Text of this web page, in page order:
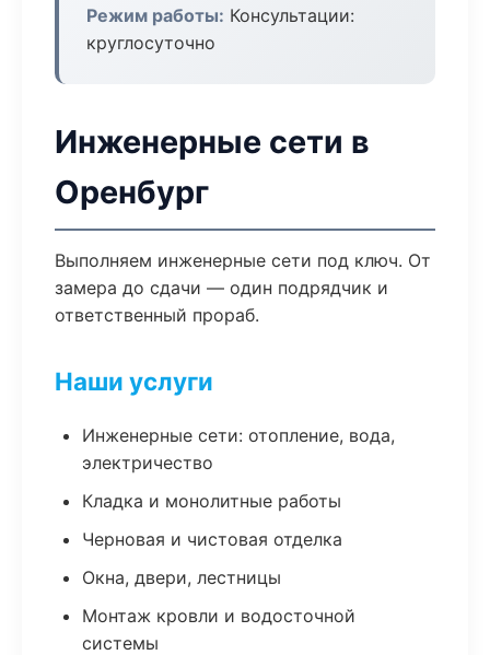
Режим работы: Консультации:
круглосуточно
Инженерные сети в
Оренбург
Выполняем инженерные сети под ключ. От
замера до сдачи — один подрядчик и
ответственный прораб.
Наши услуги
Инженерные сети: отопление, вода,
электричество
Кладка и монолитные работы
Черновая и чистовая отделка
Окна, двери, лестницы
Монтаж кровли и водосточной
системы